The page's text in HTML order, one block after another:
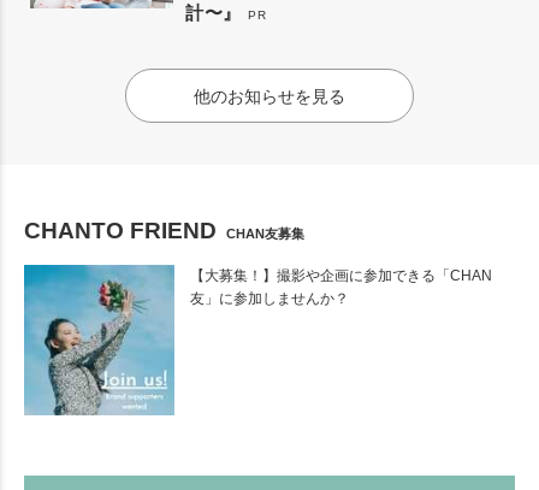
計〜』
PR
他のお知らせを見る
CHANTO FRIEND CHAN友募集
【大募集！】撮影や企画に参加できる「CHAN
友」に参加しませんか？